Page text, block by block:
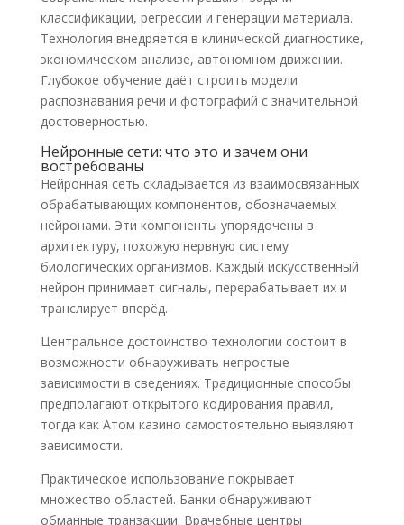
классификации, регрессии и генерации материала.
Технология внедряется в клинической диагностике,
экономическом анализе, автономном движении.
Глубокое обучение даёт строить модели
распознавания речи и фотографий с значительной
достоверностью.
Нейронные сети: что это и зачем они
востребованы
Нейронная сеть складывается из взаимосвязанных
обрабатывающих компонентов, обозначаемых
нейронами. Эти компоненты упорядочены в
архитектуру, похожую нервную систему
биологических организмов. Каждый искусственный
нейрон принимает сигналы, перерабатывает их и
транслирует вперёд.
Центральное достоинство технологии состоит в
возможности обнаруживать непростые
зависимости в сведениях. Традиционные способы
предполагают открытого кодирования правил,
тогда как Aтом казино самостоятельно выявляют
зависимости.
Практическое использование покрывает
множество областей. Банки обнаруживают
обманные транзакции. Врачебные центры